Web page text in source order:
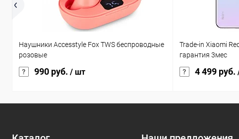
Наушники Accesstyle Fox TWS беспроводные
розовые
990 руб. / шт
Trade-in Xiaomi
гарантия 3мес
4 499 руб.